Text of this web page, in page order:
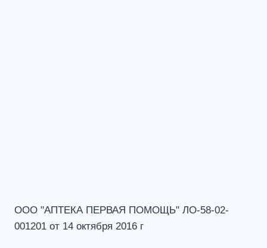
ООО "АПТЕКА ПЕРВАЯ ПОМОЩЬ" ЛО-58-02-
001201 от 14 октября 2016 г